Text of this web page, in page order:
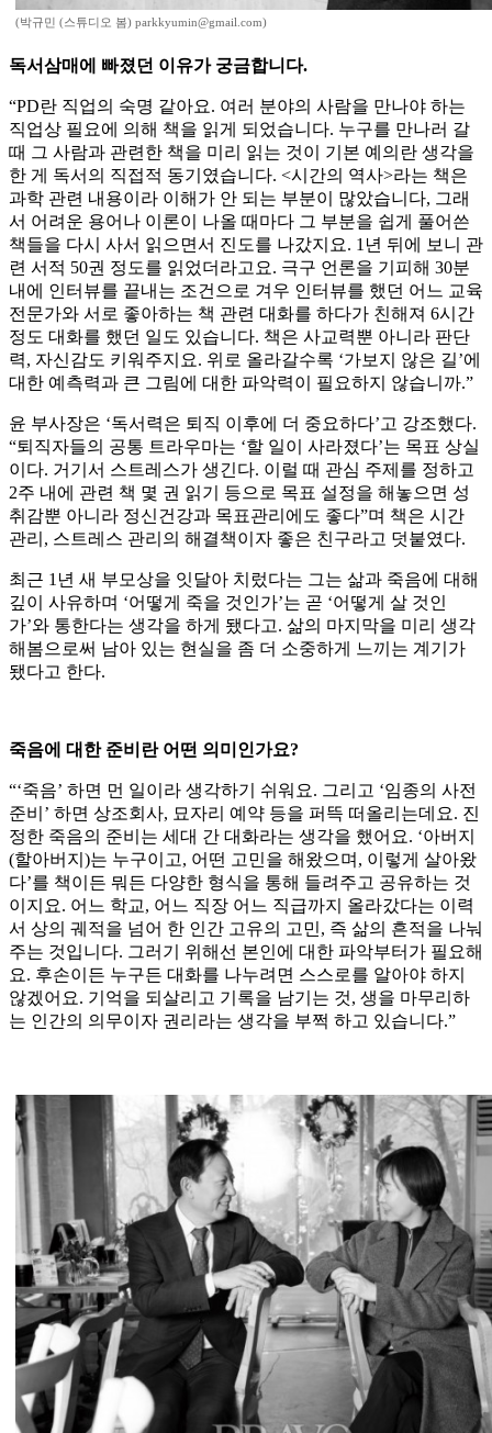
(박규민 (스튜디오 봄) parkkyumin@gmail.com)
독서삼매에 빠졌던 이유가 궁금합니다.
“PD란 직업의 숙명 같아요. 여러 분야의 사람을 만나야 하는
직업상 필요에 의해 책을 읽게 되었습니다. 누구를 만나러 갈
때 그 사람과 관련한 책을 미리 읽는 것이 기본 예의란 생각을
한 게 독서의 직접적 동기였습니다. <시간의 역사>라는 책은
과학 관련 내용이라 이해가 안 되는 부분이 많았습니다, 그래
서 어려운 용어나 이론이 나올 때마다 그 부분을 쉽게 풀어쓴
책들을 다시 사서 읽으면서 진도를 나갔지요. 1년 뒤에 보니 관
련 서적 50권 정도를 읽었더라고요. 극구 언론을 기피해 30분
내에 인터뷰를 끝내는 조건으로 겨우 인터뷰를 했던 어느 교육
전문가와 서로 좋아하는 책 관련 대화를 하다가 친해져 6시간
정도 대화를 했던 일도 있습니다. 책은 사교력뿐 아니라 판단
력, 자신감도 키워주지요. 위로 올라갈수록 ‘가보지 않은 길’에
대한 예측력과 큰 그림에 대한 파악력이 필요하지 않습니까.”
윤 부사장은 ‘독서력은 퇴직 이후에 더 중요하다’고 강조했다.
“퇴직자들의 공통 트라우마는 ‘할 일이 사라졌다’는 목표 상실
이다. 거기서 스트레스가 생긴다. 이럴 때 관심 주제를 정하고
2주 내에 관련 책 몇 권 읽기 등으로 목표 설정을 해놓으면 성
취감뿐 아니라 정신건강과 목표관리에도 좋다”며 책은 시간
관리, 스트레스 관리의 해결책이자 좋은 친구라고 덧붙였다.
최근 1년 새 부모상을 잇달아 치렀다는 그는 삶과 죽음에 대해
깊이 사유하며 ‘어떻게 죽을 것인가’는 곧 ‘어떻게 살 것인
가’와 통한다는 생각을 하게 됐다고. 삶의 마지막을 미리 생각
해봄으로써 남아 있는 현실을 좀 더 소중하게 느끼는 계기가
됐다고 한다.
죽음에 대한 준비란 어떤 의미인가요?
“‘죽음’ 하면 먼 일이라 생각하기 쉬워요. 그리고 ‘임종의 사전
준비’ 하면 상조회사, 묘자리 예약 등을 퍼뜩 떠올리는데요. 진
정한 죽음의 준비는 세대 간 대화라는 생각을 했어요. ‘아버지
(할아버지)는 누구이고, 어떤 고민을 해왔으며, 이렇게 살아왔
다’를 책이든 뭐든 다양한 형식을 통해 들려주고 공유하는 것
이지요. 어느 학교, 어느 직장 어느 직급까지 올라갔다는 이력
서 상의 궤적을 넘어 한 인간 고유의 고민, 즉 삶의 흔적을 나눠
주는 것입니다. 그러기 위해선 본인에 대한 파악부터가 필요해
요. 후손이든 누구든 대화를 나누려면 스스로를 알아야 하지
않겠어요. 기억을 되살리고 기록을 남기는 것, 생을 마무리하
는 인간의 의무이자 권리라는 생각을 부쩍 하고 있습니다.”